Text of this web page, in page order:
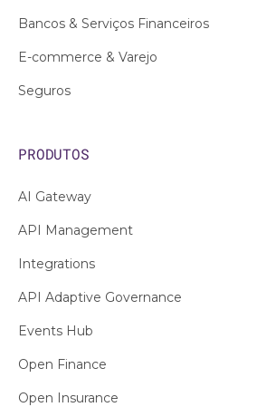
Bancos & Serviços Financeiros
E-commerce & Varejo
Seguros
PRODUTOS
AI Gateway
API Management
Integrations
API Adaptive Governance
Events Hub
Open Finance
Open Insurance